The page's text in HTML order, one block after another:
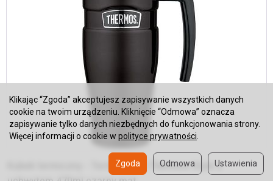
Kubek termiczny - Termokubek Thermos Style z
Klikając “Zgoda” akceptujesz zapisywanie wszystkich danych
cookie na twoim urządzeniu. Kliknięcie “Odmowa” oznacza
zapisywanie tylko danych niezbędnych do funkcjonowania strony.
Więcej informacji o cookie w polityce prywatności
Ustawienia
Odmowa
Zgoda